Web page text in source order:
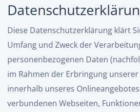
Diese Datenschutzerklärung klärt
Umfang und Zweck der
personenbezogenen Daten
im Rahmen der Erbringung
innerhalb unseres
verbundenen Webseiten,